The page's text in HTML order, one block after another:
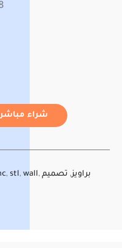
شراء مباشر
, stl, wall, براويز, تصميم